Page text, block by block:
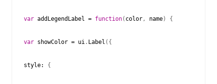
var addLegendLabel = function( color , name) {
var showColor = ui . Label ({
style: {